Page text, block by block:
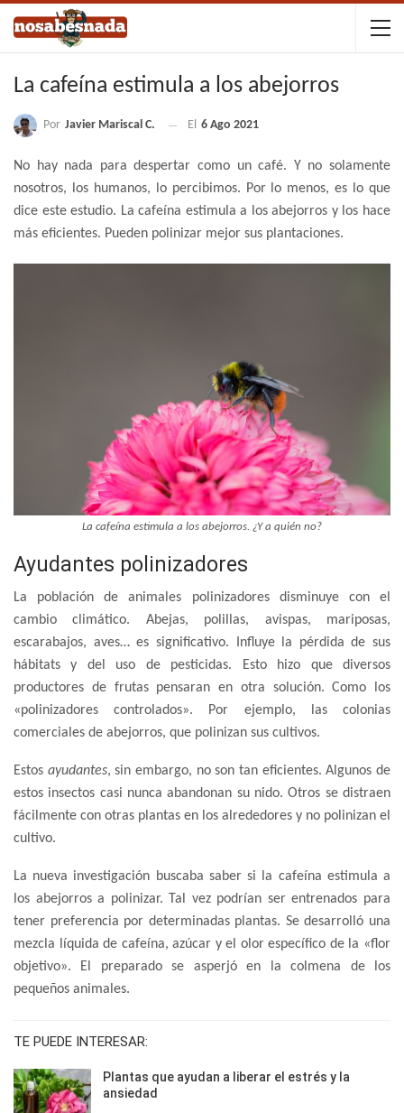
La cafeína estimula a los abejorros
Por Javier Mariscal C. El 6 Ago 2021
No hay nada para despertar como un café. Y no solamente
nosotros, los humanos, lo percibimos. Por lo menos, es lo que
dice este estudio. La cafeína estimula a los abejorros y los hace
más eficientes. Pueden polinizar mejor sus plantaciones.
La cafeína estimula a los abejorros. ¿Y a quién no?
Ayudantes polinizadores
La población de animales polinizadores disminuye con el
cambio climático. Abejas, polillas, avispas, mariposas,
escarabajos, aves… es significativo. Influye la pérdida de sus
hábitats y del uso de pesticidas. Esto hizo que diversos
productores de frutas pensaran en otra solución. Como los
«polinizadores controlados». Por ejemplo, las colonias
comerciales de abejorros, que polinizan sus cultivos.
Estos ayudantes, sin embargo, no son tan eficientes. Algunos de
estos insectos casi nunca abandonan su nido. Otros se distraen
fácilmente con otras plantas en los alrededores y no polinizan el
cultivo.
La nueva investigación buscaba saber si la cafeína estimula a
los abejorros a polinizar. Tal vez podrían ser entrenados para
tener preferencia por determinadas plantas. Se desarrolló una
mezcla líquida de cafeína, azúcar y el olor específico de la «flor
objetivo». El preparado se asperjó en la colmena de los
pequeños animales.
TE PUEDE INTERESAR:
Plantas que ayudan a liberar el estrés y la
ansiedad